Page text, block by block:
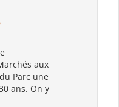
aux
Parc une
ans. On y